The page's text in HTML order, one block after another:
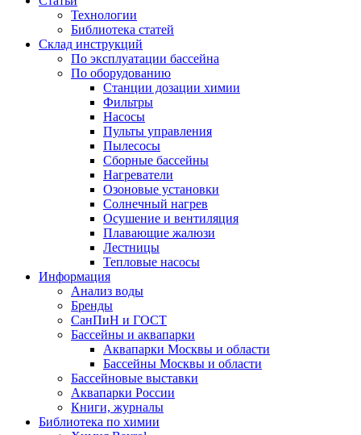
Технологии
Библиотека статей
Склад инструкций
По эксплуатации бассейна
По оборудованию
Станции дозации химии
Фильтры
Насосы
Пульты управления
Пылесосы
Сборные бассейны
Нагреватели
Озоновые установки
Солнечный нагрев
Осушение и вентиляция
Плавающие жалюзи
Лестницы
Тепловые насосы
Информация
Анализ воды
Бренды
СанПиН и ГОСТ
Бассейны и аквапарки
Аквапарки Москвы и области
Бассейны Москвы и области
Бассейновые выставки
Аквапарки России
Книги, журналы
Библиотека по химии